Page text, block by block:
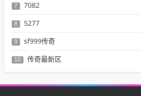
7 7082
8 5277
9 sf999传奇
10 传奇最新区